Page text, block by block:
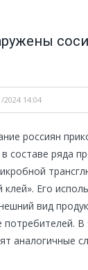
2024 14:04
россиян
составе ряда
Его
вид
В
аналогичные